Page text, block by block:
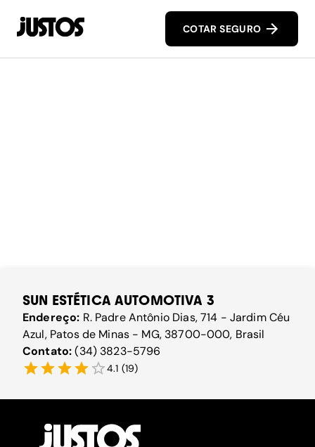
COTAR SEGURO
SUN ESTÉTICA AUTOMOTIVA 3
Endereço: R. Padre Antônio Dias, 714 - Jardim Céu
Azul, Patos de Minas - MG, 38700-000, Brasil
Contato:(34) 3823-5796
4.1 (19)